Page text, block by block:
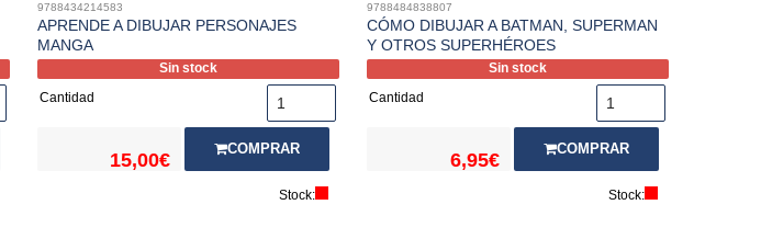
9788434214583
APRENDE A DIBUJAR PERSONAJES
MANGA
Sin stock
Cantidad
15,00€
COMPRAR
Stock:
9788484838807
CÓMO DIBUJAR A BATMAN, SUPERMAN
Y OTROS SUPERHÉROES
Sin stock
Cantidad
6,95€
COMPRAR
Stock: